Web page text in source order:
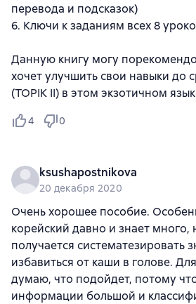
перевода и подсказок)
6. Ключи к заданиям всех 8
Данную книгу могу
хочет улучшить свои навыки до
(TOPIK II) в этом экзотичном
4 0
ksushapostnikova
20 декабря 2020
Очень хорошее пособие.
корейский давно и знает много,
получается систематезировать
избавиться от каши в голове.
думаю, что подойдет, потому
информации большой и